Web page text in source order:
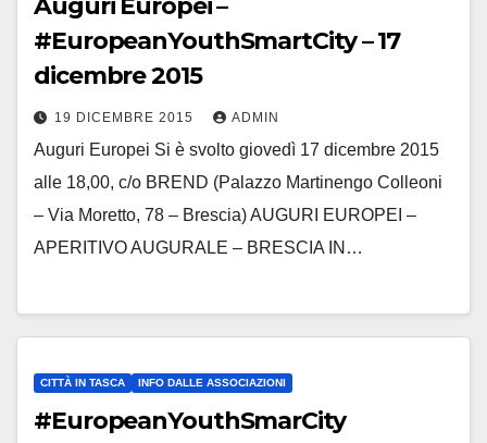
#EuropeanYouthSmartCity – 17
dicembre 2015
19 DICEMBRE 2015 ADMIN
Auguri Europei Si è svolto giovedì 17 dicembre 2015
alle 18,00, c/o BREND (Palazzo Martinengo Colleoni
– Via Moretto, 78 – Brescia) AUGURI EUROPEI –
APERITIVO AUGURALE – BRESCIA IN…
CITTÀ IN TASCA INFO DALLE ASSOCIAZIONI
#EuropeanYouthSmarCity